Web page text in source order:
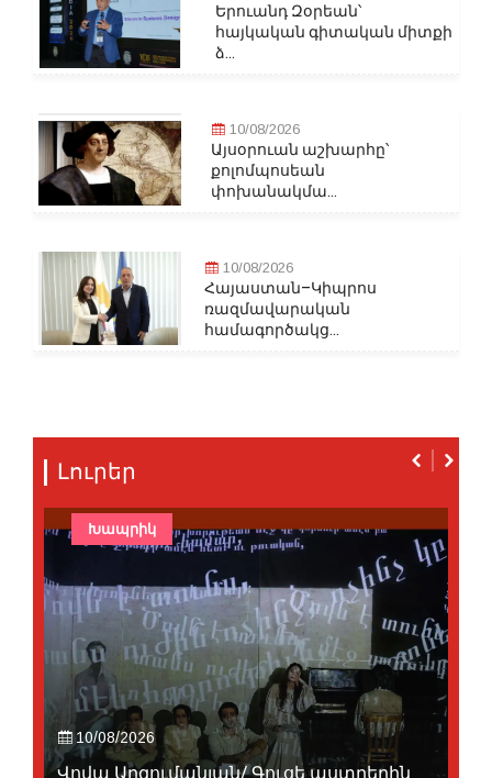
Երուանդ Զօրեան՝
հայկական գիտական միտքի
ձ...
10/08/2026
Այսօրուան աշխարհը՝
քոլոմպոսեան
փոխանակմա...
10/08/2026
Հայաստան–Կիպրոս
ռազմավարական
համագործակց...
Լուրեր
10/08/2026
Խապրիկ